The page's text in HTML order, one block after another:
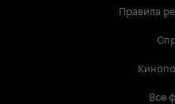
Правила
Все